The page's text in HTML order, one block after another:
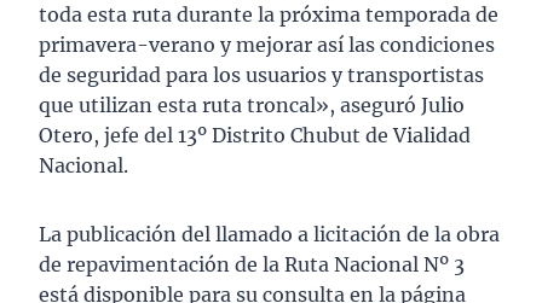
toda esta ruta durante la próxima temporada de
primavera-verano y mejorar así las condiciones
de seguridad para los usuarios y transportistas
que utilizan esta ruta troncal», aseguró Julio
Otero, jefe del 13º Distrito Chubut de Vialidad
Nacional.
La publicación del llamado a licitación de la obra
de repavimentación de la Ruta Nacional Nº 3
está disponible para su consulta en la página